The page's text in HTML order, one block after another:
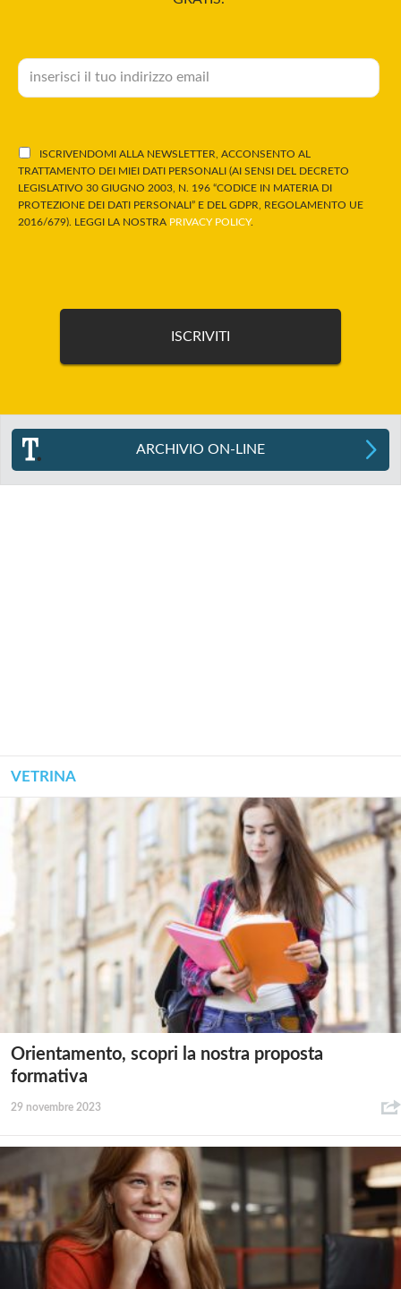
ISCRIVENDOMI ALLA NEWSLETTER, ACCONSENTO AL
TRATTAMENTO DEI MIEI DATI PERSONALI (AI SENSI DEL DECRETO
LEGISLATIVO 30 GIUGNO 2003, N. 196 “CODICE IN MATERIA DI
PROTEZIONE DEI DATI PERSONALI” E DEL GDPR, REGOLAMENTO UE
2016/679). LEGGI LA NOSTRA PRIVACY POLICY.
ARCHIVIO ON-LINE
VETRINA
Orientamento, scopri la nostra proposta
formativa
29 novembre 2023